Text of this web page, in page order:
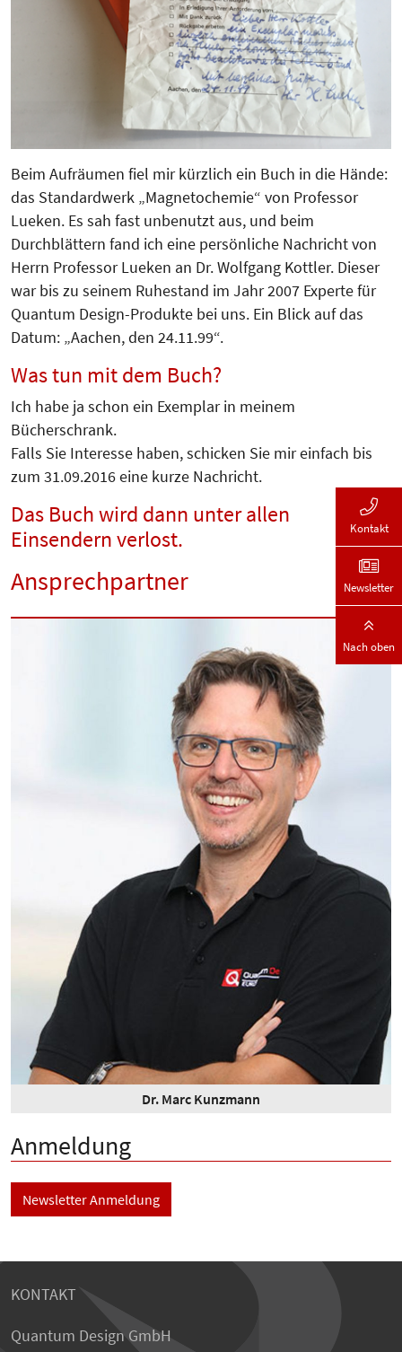
Beim Aufräumen fiel mir kürzlich ein Buch in die Hände:
das Standardwerk „Magnetochemie“ von Professor
Lue­ken. Es sah fast unbenutzt aus, und beim
Durchblättern fand ich eine persönliche Nachricht von
Herrn Professor Lueken an Dr. Wolfgang Kottler. Dieser
war bis zu seinem Ruhestand im Jahr 2007 Experte für
Quantum Design-Produkte bei uns. Ein Blick auf das
Datum: „Aachen, den 24.11.99“.
Was tun mit dem Buch?
Ich habe ja schon ein Exemplar in meinem
Bücherschrank.
Falls Sie Interesse haben, schicken Sie mir einfach bis
zum 31.09.2016 eine kurze Nachricht.
Das Buch wird dann unter allen
Einsendern verlost.
Ansprechpartner
Dr. Marc Kunzmann
Anmeldung
Newsletter Anmeldung
KONTAKT
Quantum Design GmbH
Kontakt
Newsletter
Nach oben